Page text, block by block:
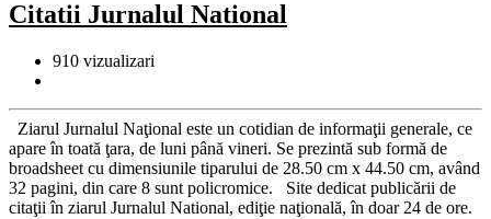
Citatii Jurnalul National
910 vizualizari
Ziarul Jurnalul Naţional este un cotidian de informaţii generale, ce
apare în toată ţara, de luni până vineri. Se prezintă sub formă de
broadsheet cu dimensiunile tiparului de 28.50 cm x 44.50 cm, având
32 pagini, din care 8 sunt policromice. Site dedicat publicării de
citaţii în ziarul Jurnalul National, ediţie naţională, în doar 24 de ore.